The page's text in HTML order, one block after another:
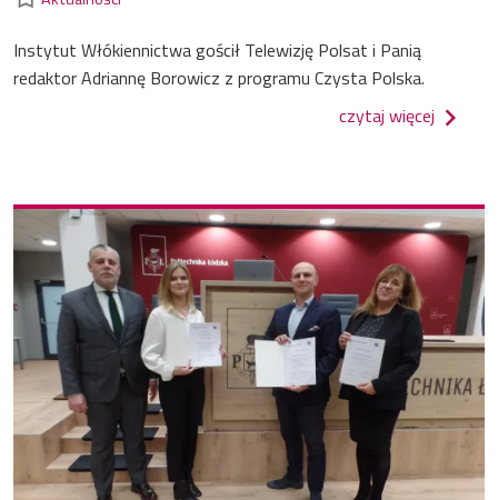
Instytut Włókiennictwa gościł Telewizję Polsat i Panią
redaktor Adriannę Borowicz z programu Czysta Polska.
czytaj więcej o